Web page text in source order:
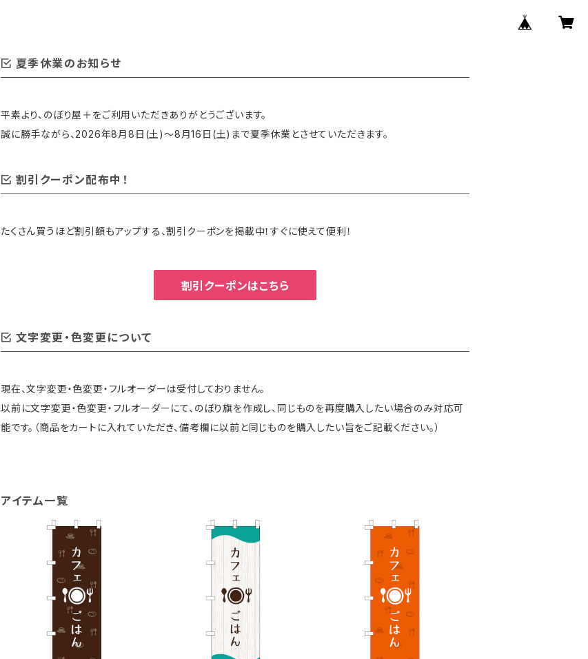
夏季休業のお知らせ
平素より、のぼり屋＋をご利用いただきありがとうございます。
誠に勝手ながら、2026年8月8日(土)〜8月16日(土)まで夏季休業とさせていただきます。
割引クーポン配布中！
たくさん買うほど割引額もアップする、割引クーポンを掲載中！すぐに使えて便利！
割引クーポンはこちら
文字変更・色変更について
現在、文字変更・色変更・フルオーダーは受付しておりません。
以前に文字変更・色変更・フルオーダーにて、のぼり旗を作成し、同じものを再度購入したい場合のみ対応可
能です。（商品をカートに入れていただき、備考欄に以前と同じものを購入したい旨をご記載ください。）
アイテム一覧